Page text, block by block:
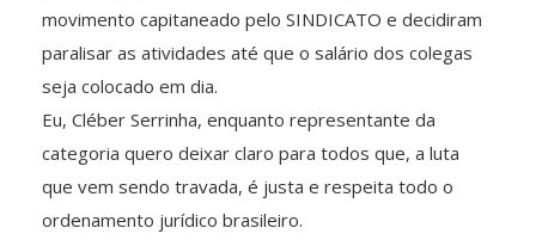
movimento capitaneado pelo SINDICATO e decidiram
paralisar as atividades até que o salário dos colegas
seja colocado em dia.
Eu, Cléber Serrinha, enquanto representante da
categoria quero deixar claro para todos que, a luta
que vem sendo travada, é justa e respeita todo o
ordenamento jurídico brasileiro.